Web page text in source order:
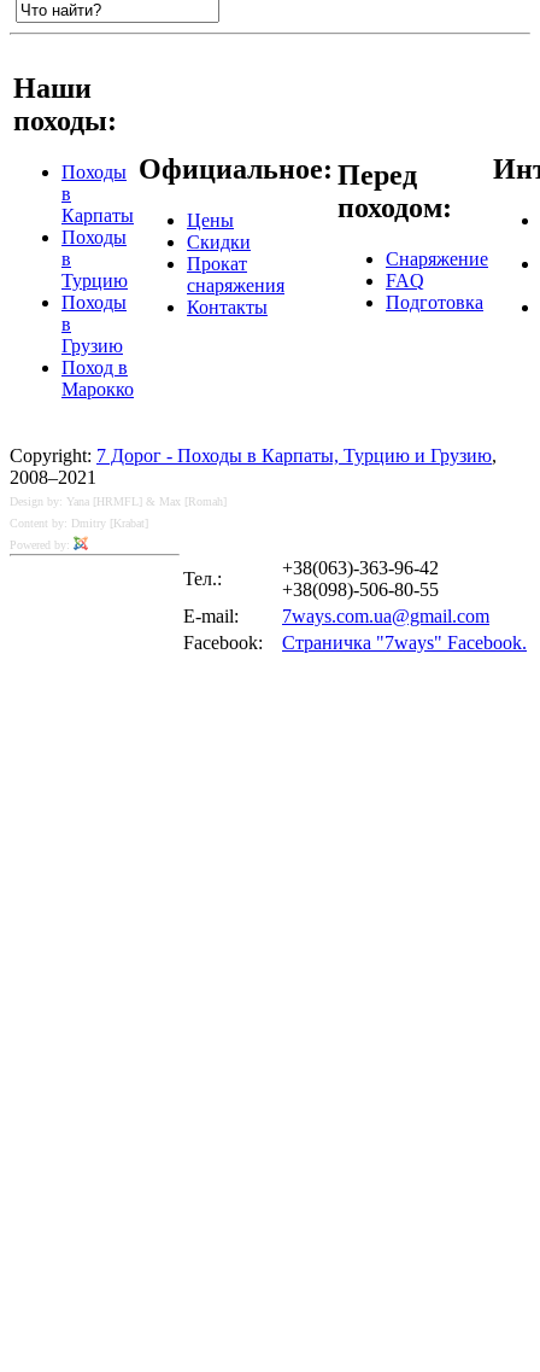
Наши
походы:
Походы
в
Карпаты
Походы
в
Турцию
Походы
в
Грузию
Поход в
Марокко
Официальное:
Цены
Скидки
Прокат
снаряжения
Контакты
Перед
походом:
Снаряжение
FAQ
Подготовка
Copyright: 7 Дорог - Походы в Карпаты, Турцию и Грузию,
2008–2021
Design by: Yana [HRMFL] & Max [Romah]
Content by: Dmitry [Krabat]
Powered by:
Тел.:
+38(063)-363-96-42
+38(098)-506-80-55
E-mail:
7ways.com.ua@gmail.com
Facebook:
Страничка "7ways" Facebook.